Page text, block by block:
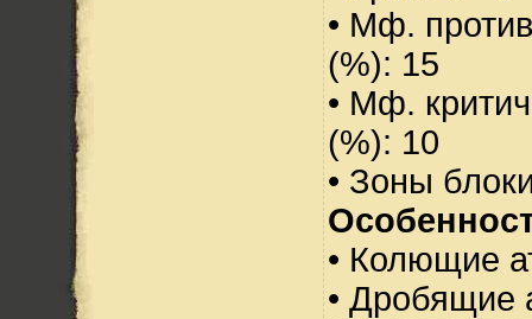
• Мф.
(%): 15
• Мф.
(%): 10
• Зоны
• Колющие
• Дробящие